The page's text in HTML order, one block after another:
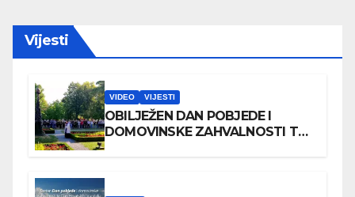
Vijesti
VIDEO VIJESTI
OBILJEŽEN DAN POBJEDE I
DOMOVINSKE ZAHVALNOSTI TE